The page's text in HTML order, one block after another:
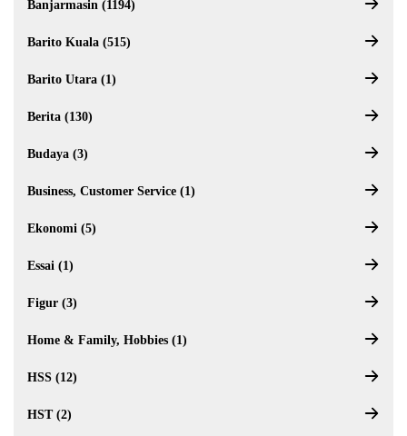
Banjarmasin (1194)
Barito Kuala (515)
Barito Utara (1)
Berita (130)
Budaya (3)
Business, Customer Service (1)
Ekonomi (5)
Essai (1)
Figur (3)
Home & Family, Hobbies (1)
HSS (12)
HST (2)